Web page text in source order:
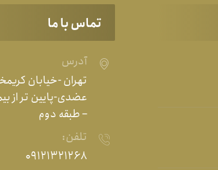
تماس با ما
آدرس
تهران -خیابان
– طبقه دوم
تلفن:
۰۹۱۲۱۳۲۱۲۶۸